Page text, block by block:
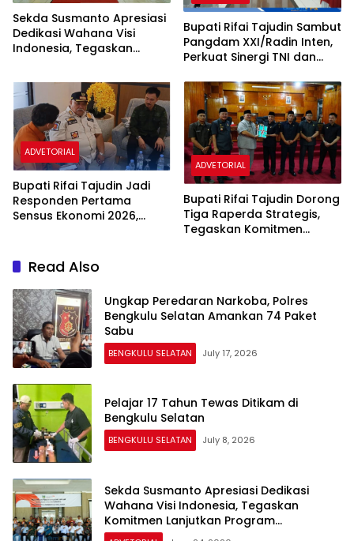
Sekda Susmanto Apresiasi
Dedikasi Wahana Visi
Indonesia, Tegaskan
Masyarakat
Bupati Rifai Tajudin Sambut
Pangdam XXI/Radin Inten,
Perkuat Sinergi TNI dan
Selatan
ADVETORIAL
Bupati Rifai Tajudin Jadi
Responden Pertama
Sensus Ekonomi 2026,
Pembangunan Berbasis
Data
ADVETORIAL
Bupati Rifai Tajudin Dorong
Tiga Raperda Strategis,
Tegaskan Komitmen
Read Also
Ungkap Peredaran Narkoba, Polres
Bengkulu Selatan Amankan 74 Paket
Sabu
BENGKULU SELATAN July 17, 2026
Pelajar 17 Tahun Tewas Ditikam di
Bengkulu Selatan
BENGKULU SELATAN July 8, 2026
Sekda Susmanto Apresiasi Dedikasi
Wahana Visi Indonesia, Tegaskan
Komitmen Lanjutkan Program
Pemberdayaan Masyarakat